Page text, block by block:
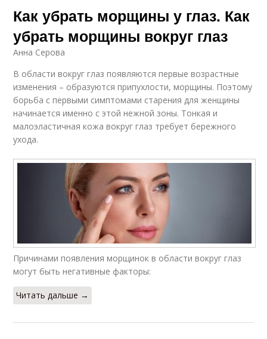
Как убрать морщины у глаз. Как
убрать морщины вокруг глаз
Анна Серова
В области вокруг глаз появляются первые возрастные
изменения – образуются припухлости, морщины. Поэтому
борьба с первыми симптомами старения для женщины
начинается именно с этой нежной зоны. Тонкая и
малоэластичная кожа вокруг глаз требует бережного
ухода.
Причинами появления морщинок в области вокруг глаз
могут быть негативные факторы:
Читать дальше →